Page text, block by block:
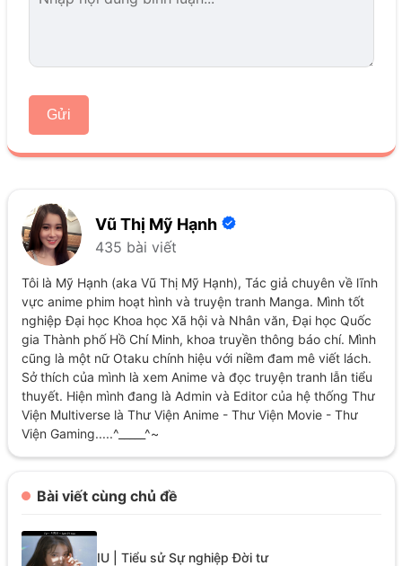
Vũ Thị Mỹ Hạnh
435 bài viết
Tôi là Mỹ Hạnh (aka Vũ Thị Mỹ Hạnh), Tác giả chuyên về lĩnh
vực anime phim hoạt hình và truyện tranh Manga. Mình tốt
nghiệp Đại học Khoa học Xã hội và Nhân văn, Đại học Quốc
gia Thành phố Hồ Chí Minh, khoa truyền thông báo chí. Mình
cũng là một nữ Otaku chính hiệu với niềm đam mê viết lách.
Sở thích của mình là xem Anime và đọc truyện tranh lẫn tiểu
thuyết. Hiện mình đang là Admin và Editor của hệ thống Thư
Viện Multiverse là Thư Viện Anime - Thư Viện Movie - Thư
Viện Gaming.....^_____^~
Bài viết cùng chủ đề
IU | Tiểu sử Sự nghiệp Đời tư
Gửi